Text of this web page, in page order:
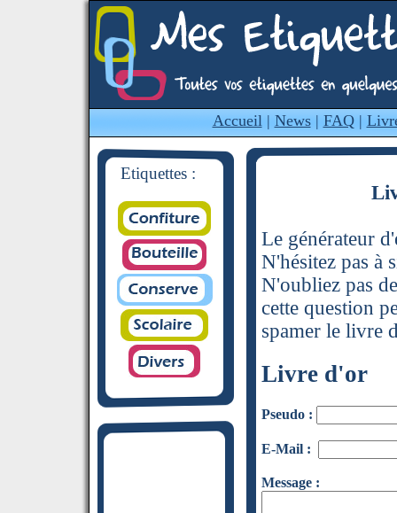
Accueil| News| FAQ|
Etiquettes :
Le générateur
N'hésitez pas à
N'oubliez pas
cette question
spamer le livre
Livre d'or
Pseudo :
E-Mail :
Message :